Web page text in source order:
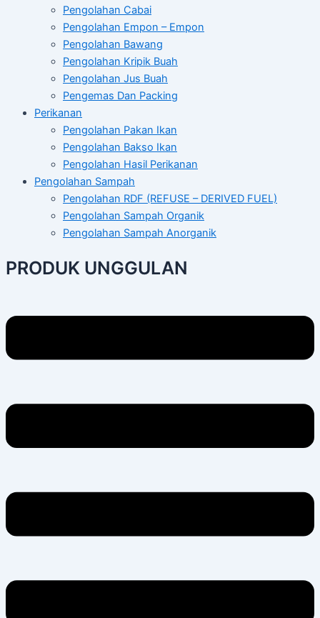
Pengolahan Cabai
Pengolahan Empon – Empon
Pengolahan Bawang
Pengolahan Kripik Buah
Pengolahan Jus Buah
Pengemas Dan Packing
Perikanan
Pengolahan Pakan Ikan
Pengolahan Bakso Ikan
Pengolahan Hasil Perikanan
Pengolahan Sampah
Pengolahan RDF (REFUSE – DERIVED FUEL)
Pengolahan Sampah Organik
Pengolahan Sampah Anorganik
PRODUK UNGGULAN